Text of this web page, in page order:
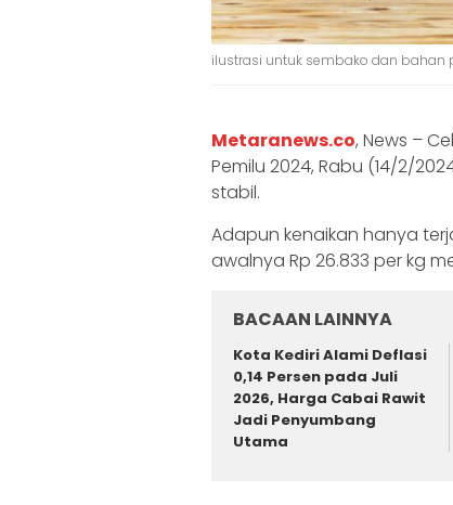
ilustrasi untuk sembako dan bahan
Metaranews.co, News –
Pemilu 2024, Rabu (14/2/
stabil.
Adapun kenaikan hanya
awalnya Rp 26.833 per kg
BACAAN LAINNYA
Kota Kediri Alami Deflasi
0,14 Persen pada Juli
2026, Harga Cabai Rawit
Jadi Penyumbang
Utama